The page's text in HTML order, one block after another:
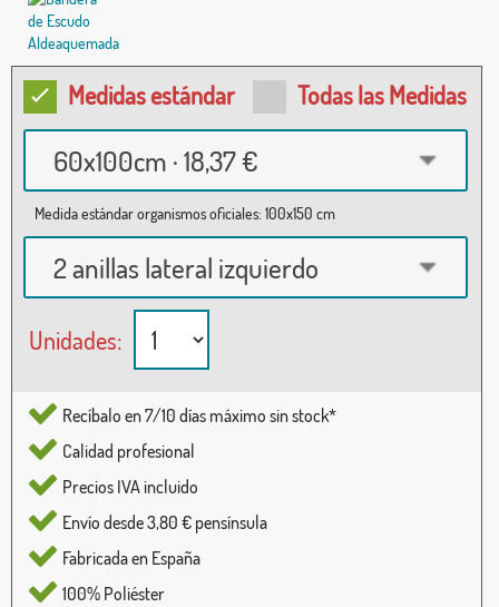
Medidas estándar Todas las Medidas
60x100cm · 18,37 €
Medida estándar organismos oficiales: 100x150 cm
2 anillas lateral izquierdo
Unidades:
Recíbalo en 7/10 días máximo sin stock*
Calidad profesional
Precios IVA incluido
Envío desde 3,80 € pensínsula
Fabricada en España
100% Poliéster